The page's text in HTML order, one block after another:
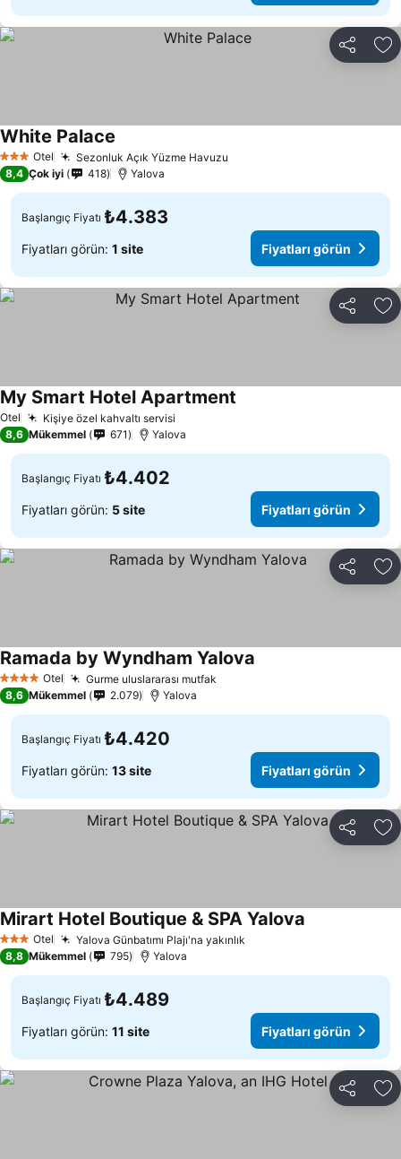
Paylaş
3 YıldızOtel Sezonluk Açık Yüzme Havuzu
White Palace
8,4 Çok iyi 418 Yalova
Başlangıç Fiyatı ₺4.383
Fiyatları görün: 1 site Fiyatları görün
Paylaş
Otel Kişiye özel kahvaltı servisi
My Smart Hotel Apartment
8,6 Mükemmel 671 Yalova
Başlangıç Fiyatı ₺4.402
Fiyatları görün: 5 site Fiyatları görün
Paylaş
4 Yıldız Otel Gurme uluslararası mutfak
Ramada by Wyndham Yalova
8,6 Mükemmel 2.079 Yalova
Başlangıç Fiyatı ₺4.420
Fiyatları görün: 13 site Fiyatları görün
Paylaş
3 YıldızOtel Yalova Günbatımı Plajı'na yakınlık
Mirart Hotel Boutique & SPA Yalova
8,8 Mükemmel 795 Yalova
Başlangıç Fiyatı ₺4.489
Fiyatları görün: 11 site Fiyatları görün
Paylaş